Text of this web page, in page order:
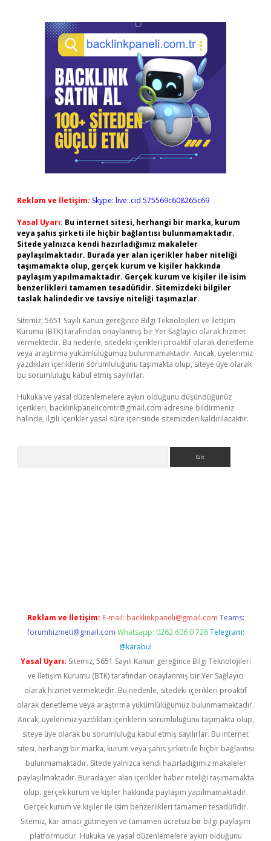
Reklam ve İletişim: Skype: live:.cid.575569c608265c69
Yasal Uyarı: Bu internet sitesi, herhangi bir marka, kurum
veya şahıs şirketi ile hiçbir bağlantısı bulunmamaktadır.
Sitede yalnızca kendi hazırladığımız makaleler
paylaşılmaktadır. Burada yer alan içerikler haber niteliği
taşımamakta olup, gerçek kurum ve kişiler hakkında
paylaşım yapılmamaktadır. Gerçek kurum ve kişiler ile isim
benzerlikleri tamamen tesadüfidir. Sitemizdeki bilgiler
taslak halindedir ve tavsiye niteliği taşımazlar.
Sitemiz, 5651 Sayılı Kanun gereğince Bilgi Teknolojileri ve İletişim
Kurumu (BTK) tarafından onaylanmış bir Yer Sağlayıcı olarak hizmet
vermektedir. Bu nedenle, sitedeki içerikleri proaktif olarak denetleme
veya araştırma yükümlülüğümüz bulunmamaktadır. Ancak, üyelerimiz
yazdıkları içeriklerin sorumluluğunu taşımakta olup, siteye üye olarak
bu sorumluluğu kabul etmiş sayılırlar.
Hukuka ve yasal düzenlemelere aykırı olduğunu düşündüğünüz
içerikleri, backlinkpanelicomtr@gmail.com adresine bildirmeniz
halinde, ilgili içerikler yasal süre içerisinde sitemizden kaldırılacaktır.
Reklam ve İletişim: E-mail: backlinkpaneli@gmail.com Teams:
forumhizmeti@gmail.com Whatsapp: 0262 606 0 726 Telegram:
@karabul
Yasal Uyarı: Sitemiz, 5651 Sayılı Kanun gereğince Bilgi Teknolojileri
ve İletişim Kurumu (BTK) tarafından onaylanmış bir Yer Sağlayıcı
olarak hizmet vermektedir. Bu nedenle, sitedeki içerikleri proaktif
olarak denetleme veya araştırma yükümlülüğümüz bulunmamaktadır.
Ancak, üyelerimiz yazdıkları içeriklerin sorumluluğunu taşımakta olup,
siteye üye olarak bu sorumluluğu kabul etmiş sayılırlar. Bu internet
sitesi, herhangi bir marka, kurum veya şahıs şirketi ile hiçbir bağlantısı
bulunmamaktadır. Sitede yalnızca kendi hazırladığımız makaleler
paylaşılmaktadır. Burada yer alan içerikler haber niteliği taşımamakta
olup, gerçek kurum ve kişiler hakkında paylaşım yapılmamaktadır.
Gerçek kurum ve kişiler ile isim benzerlikleri tamamen tesadüfidir.
Sitemiz, kar amacı gütmeyen ve tamamen ücretsiz bir bilgi paylaşım
platformudur. Hukuka ve yasal düzenlemelere aykırı olduğunu